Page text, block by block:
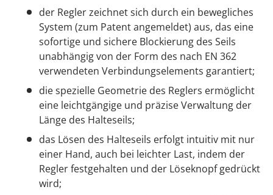
der Regler zeichnet sich durch ein bewegliches
System (zum Patent angemeldet) aus, das eine
sofortige und sichere Blockierung des Seils
unabhängig von der Form des nach EN 362
verwendeten Verbindungselements garantiert;
die spezielle Geometrie des Reglers ermöglicht
eine leichtgängige und präzise Verwaltung der
Länge des Halteseils;
das Lösen des Halteseils erfolgt intuitiv mit nur
einer Hand, auch bei leichter Last, indem der
Regler festgehalten und der Löseknopf gedrückt
wird;